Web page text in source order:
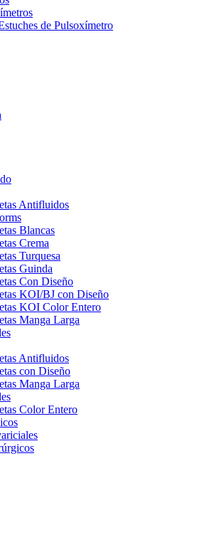
de Pulsoxímetro
Antifluidos
Blancas
Crema
Turquesa
Guinda
Con Diseño
KOI/BJ con Diseño
KOI Color Entero
Manga Larga
Antifluidos
con Diseño
Manga Larga
Color Entero